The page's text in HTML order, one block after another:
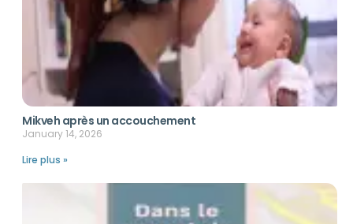
Mikveh après un accouchement
January 14, 2026
Lire plus »